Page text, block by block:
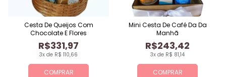
COMPRAR
3x de R$ 110,66
R$331,97
Cesta De Queijos Com
Chocolate E Flores
COMPRAR
3x de R$ 81,14
R$243,42
Mini Cesta De Café Da Da
Manhã